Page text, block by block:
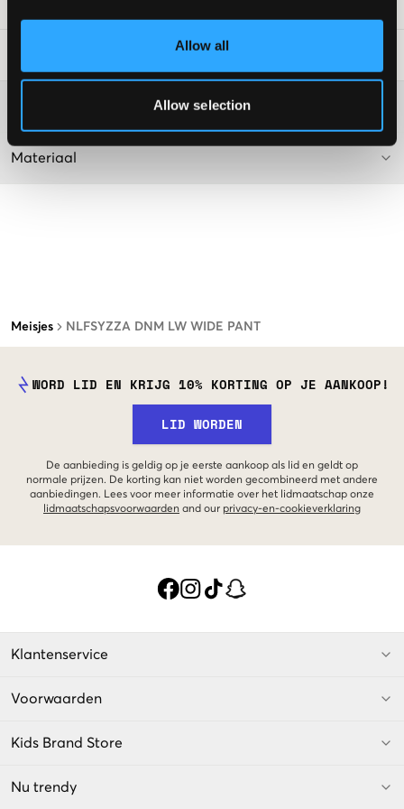
Allow all
Allow selection
Meisjes NLFSYZZA DNM LW WIDE PANT
Materiaal
WORD LID EN KRIJG 10% KORTING OP JE AANKOOP!
LID WORDEN
De aanbieding is geldig op je eerste aankoop als lid en geldt op
normale prijzen. De korting kan niet worden gecombineerd met andere
aanbiedingen. Lees voor meer informatie over het lidmaatschap onze
lidmaatschapsvoorwaarden and our privacy-en-cookieverklaring
Klantenservice
Voorwaarden
Kids Brand Store
Nu trendy